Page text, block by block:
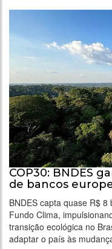
COP30: BNDES
de bancos
BNDES capta quase R$
Fundo Clima,
transição ecológica no
adaptar o país às